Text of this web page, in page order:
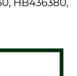
HB436380,